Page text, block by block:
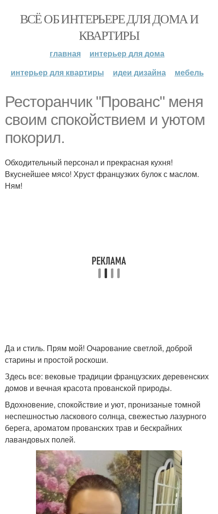
ВСЁ ОБ ИНТЕРЬЕРЕ ДЛЯ ДОМА И
КВАРТИРЫ
главная
интерьер для дома
интерьер для квартиры
идеи дизайна мебель
Ресторанчик "Прованс" меня
своим спокойствием и уютом
покорил.
Обходительный персонал и прекрасная кухня!
Вкуснейшее мясо! Хруст французких булок с маслом.
Ням!
Да и стиль. Прям мой! Очарование светлой, доброй
старины и простой роскоши.
Здесь все: вековые традиции французских деревенских
домов и вечная красота прованской природы.
Вдохновение, спокойствие и уют, пронизаные томной
неспешностью ласкового солнца, свежестью лазурного
берега, ароматом прованских трав и бескрайних
лавандовых полей.